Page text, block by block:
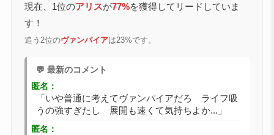
現在、1位のアリスが77%を獲得してリードしていま
す！
追う2位のヴァンパイアは23%です。
💬 最新のコメント
匿名：
「いや普通に考えてヴァンパイアだろ ライフ吸
うの強すぎたし 展開も速くて気持ちよか...」
匿名：